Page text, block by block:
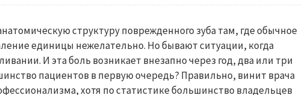
структуру поврежденного зуба там, где обычное
единицы нежелательно. Но бывают ситуации, когда
И эта боль возникает внезапно через год, два или три
пациентов в первую очередь? Правильно, винит врача
хотя по статистике большинство владельцев